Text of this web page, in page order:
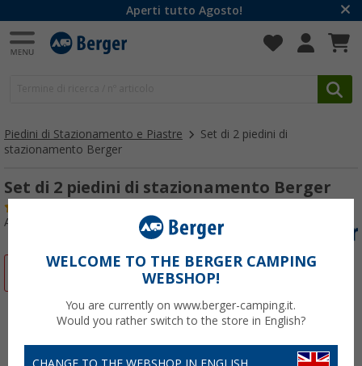
Aperti tutto Agosto!
Piedini di Stazionamento e Piastre
Set di 2 piedini di
stazionamento Berger
Set di 2 piedini di stazionamento Berger
Articolo n: 058212
WELCOME TO THE BERGER CAMPING
WEBSHOP!
You are currently on www.berger-camping.it.
Would you rather switch to the store in English?